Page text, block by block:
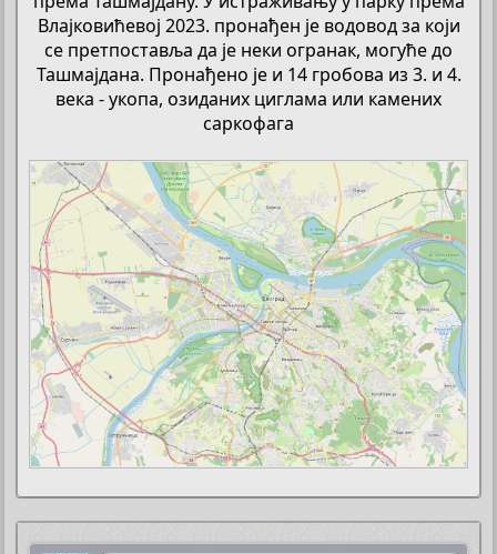
Влајковићевој 2023. пронађен је водовод за који
се претпоставља да је неки огранак, могуће до
Ташмајдана. Пронађено је и 14 гробова из 3. и 4.
века - укопа, озиданих циглама или камених
саркофага